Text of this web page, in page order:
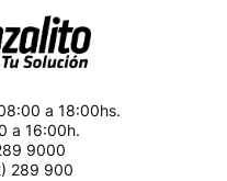
a 18:00hs.
a 16:00h.
9000
289 900